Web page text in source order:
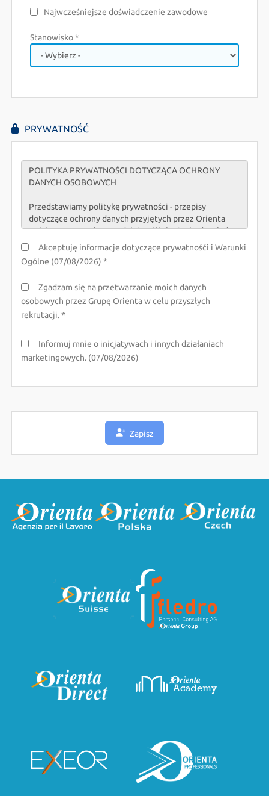
Najwcześniejsze doświadczenie zawodowe
Stanowisko *
PRYWATNOŚĆ
Akceptuję informacje dotyczące prywatnośći i Warunki
Ogólne (07/08/2026) *
Zgadzam się na przetwarzanie moich danych
osobowych przez Grupę Orienta w celu przyszłych
rekrutacji. *
Informuj mnie o inicjatywach i innych działaniach
marketingowych. (07/08/2026)
Zapisz